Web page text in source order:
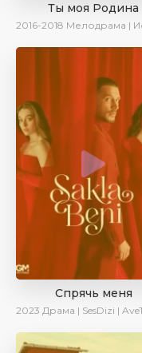
Ты моя Родина
2016-2018 Мелодрама | Исторический |
Спрячь меня
2023 Драма | SesDizi | AveTurk | AlisaDirilis |